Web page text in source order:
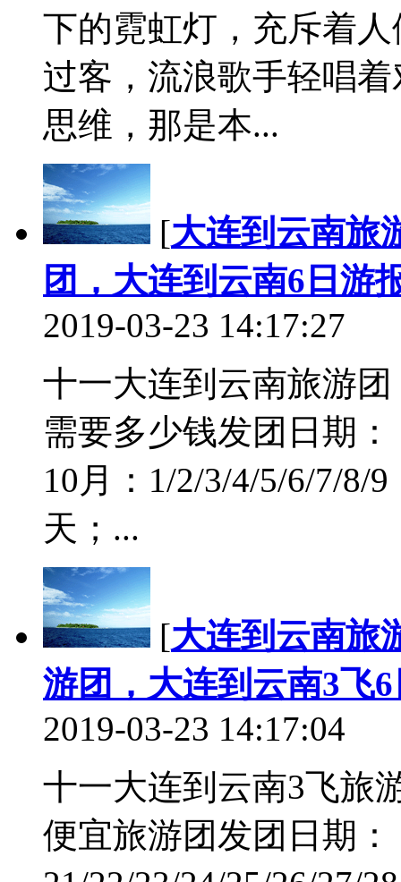
下的霓虹灯，充斥着
过客，流浪歌手轻唱
思维，那是本...
[大连到云南旅
团，大连到云南6日游
2019-03-23 14:17:27
十一大连到云南旅游
需要多少钱发团日期：
10月：1/2/3/4/5/6/7/8/
天；...
[大连到云南旅
游团，大连到云南3飞
2019-03-23 14:17:04
十一大连到云南3飞旅
便宜旅游团发团日期：